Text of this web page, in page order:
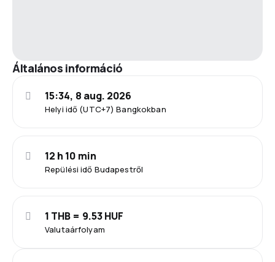
Általános információ
Helyi idő (UTC+7) Bangkokban
15:34, 8 aug. 2026
Repülési idő Budapestről
12 h 10 min
Valutaárfolyam
1 THB = 9.53 HUF